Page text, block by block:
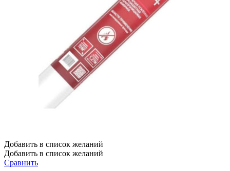
Добавить в список желаний
Добавить в список желаний
Сравнить